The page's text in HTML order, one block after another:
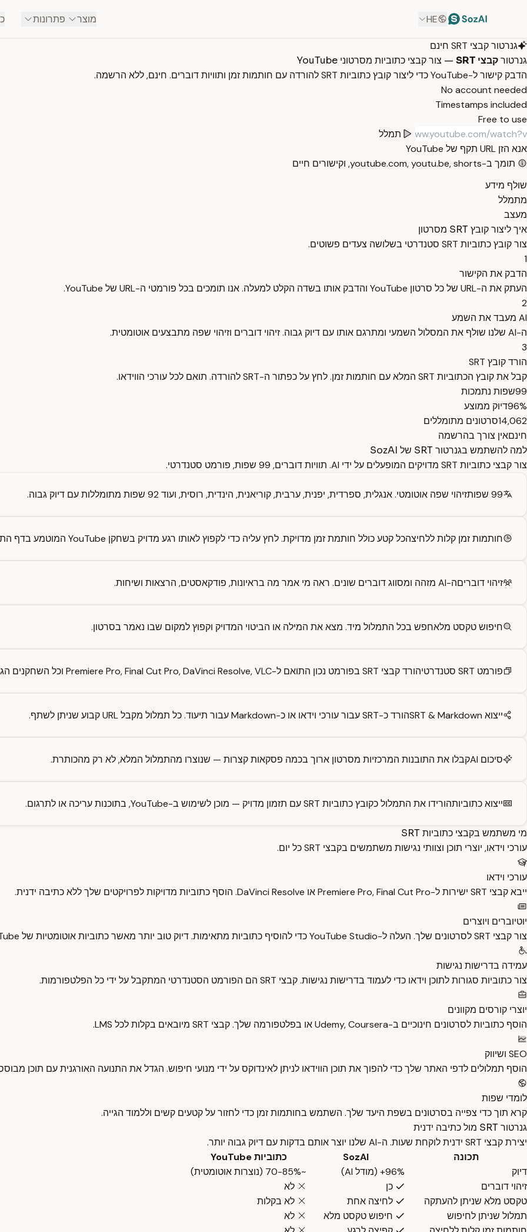
HE מוצר פתרונות
גנרטור קבצי SRT חינם
גנרטורקבצי SRT
— צור קבצי כתוביות מסרטוני YouTube
הדבק קישור ל-YouTube כדי ליצור קובץ כתוביות SRT להורדה עם חותמות זמן ותוויות דוברים. חינם, ללא הרשמה.
No account needed
Timestamps included
Free to use
תמלל
אנא הזן URL תקף של YouTube
תומך ב-youtube.com, youtu.be, shorts, וקישורים חיים
שולף מידע
מתמלל
מעצב
איך ליצור קובץ SRT מסרטון
צור קובץ כתוביות SRT סטנדרטי בשלושה צעדים פשוטים.
1
הדבק את הקישור
העתק את ה-URL של כל סרטון YouTube והדבק אותו בשדה הקלט למעלה. אנו תומכים בכל פורמטי ה-URL של YouTube.
2
AI מעבד את השמע
ה-AI שלנו שולף את המסלול השמעי ומתרגם אותו עם דיוק גבוה. זיהוי דוברים וזיהוי שפה מתבצעים אוטומטית.
3
הורד קובץ SRT
קבל את קובץ הכתוביות SRT המלא עם חותמות זמן. לחץ על כפתור ה-SRT להורדה. תואם לכל עורכי הווידאו.
99שפות נתמכות
96%דיוק ממוצע
14,062סרטונים מתומללים
חינםאין צורך בהרשמה
למה להשתמש בגנרטור SRT של SozAI
צור קבצי כתוביות SRT מדויקים המופעלים על ידי AI. תוויות דוברים, 99 שפות, פורמט סטנדרטי.
99 שפות זיהוי שפה אוטומטי. אנגלית, ספרדית, יפנית, ערבית, קוריאנית, הינדית, רוסית, ועוד 92 שפות מתומללות עם דיוק גבוה.
חותמות זמן קלות ללחיצהכל קטע כולל חותמת זמן מדויקת. לחץ עליה כדי לקפוץ לאותו רגע מדויק בשחקן YouTube המוטמע בדף התוצאות.
זיהוי דובריםה-AI מזהה ומסווג דוברים שונים. ראה מי אמר מה בראיונות, פודקאסטים, הרצאות ושיחות.
חיפוש טקסט מלאחפש בכל התמלול מיד. מצא את המילה או הביטוי המדויק וקפוץ למקום שבו נאמר בסרטון.
פורמט SRT סטנדרטי הורד קבצי SRT בפורמט נכון התואם ל-Premiere Pro, Final Cut Pro, DaVinci Resolve, VLC וכל השחקנים הגדולים.
ייצוא SRT & Markdown הורד כ-SRT עבור עורכי וידאו או כ-Markdown עבור תיעוד. כל תמלול מקבל URL קבוע שניתן לשתף.
סיכום AI קבלו את התובנות המרכזיות מסרטון ארוך בכמה פסקאות קצרות — שנוצרו מהתמלול המלא, לא רק מהכותרת.
ייצוא כתוביותהורידו את התמלול כקובץ כתוביות SRT עם תזמון מדויק — מוכן לשימוש ב-YouTube, בתוכנות עריכה או לתרגום.
מי משתמש בקבצי כתוביות SRT
עורכי וידאו, יוצרי תוכן וצוותי נגישות משתמשים בקבצי SRT כל יום.
עורכי וידאו
ייבא קבצי SRT ישירות ל-Premiere Pro, Final Cut Pro או DaVinci Resolve. הוסף כתוביות מדויקות לפרויקטים שלך ללא כתיבה ידנית.
יוטיוברים ויוצרים
צור קבצי SRT לסרטונים שלך. העלה ל-YouTube Studio כדי להוסיף כתוביות מתאימות. דיוק טוב יותר מאשר כתוביות אוטומטיות של YouTube.
עמידה בדרישות נגישות
צור כתוביות סגורות לתוכן וידאו כדי לעמוד בדרישות נגישות. קבצי SRT הם הפורמט הסטנדרטי המתקבל על ידי כל הפלטפורמות.
יוצרי קורסים מקוונים
הוסף כתוביות לסרטונים חינוכיים ב-Udemy, Coursera או בפלטפורמה שלך. קבצי SRT מיובאים בקלות לכל LMS.
SEO ושיווק
הוסף תמלולים לדפי האתר שלך כדי להפוך את תוכן הווידאו לניתן לאינדוקס על ידי מנועי חיפוש. הגדל את התנועה האורגנית עם תוכן
לומדי שפות
קרא תוך כדי צפייה בסרטונים בשפת היעד שלך. השתמש בחותמות זמן כדי לחזור על קטעים קשים וללמוד הגייה.
גנרטור SRT מול כתיבה ידנית
יצירת קבצי SRT ידנית לוקחת שעות. ה-AI שלנו יוצר אותם בדקות עם דיוק גבוה יותר.
תכונה
SozAI
כתוביות YouTube
דיוק
96%+ (מודל AI)
~70-85% (נוצרות אוטומטית)
זיהוי דוברים
כן
לא
טקסט מלא שניתן להעתקה
לחיצה אחת
לא בקלות
תמלול שניתן לחיפוש
חיפוש טקסט מלא
לא